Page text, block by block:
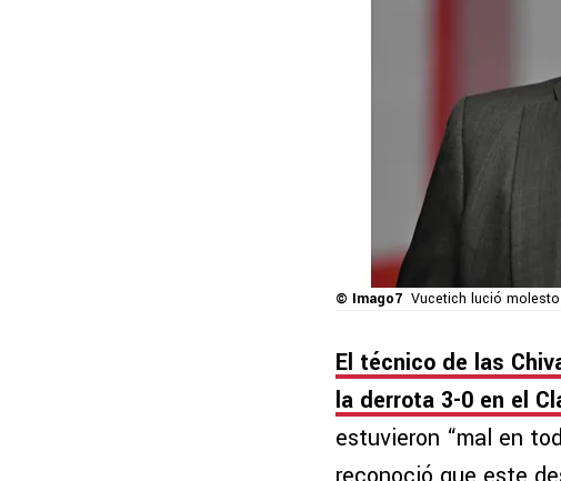
© Imago7 Vucetich lució
El técnico de las
la derrota 3-0 en el
estuvieron “mal en